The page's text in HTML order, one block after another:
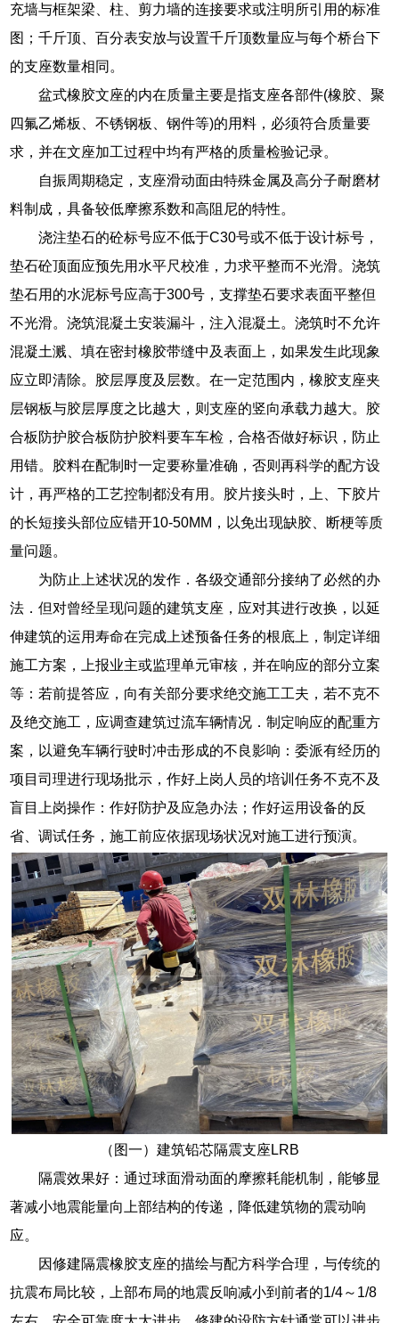
充墙与框架梁、柱、剪力墙的连接要求或注明所引用的标准
图；千斤顶、百分表安放与设置千斤顶数量应与每个桥台下
的支座数量相同。
盆式橡胶文座的内在质量主要是指支座各部件(橡胶、聚
四氟乙烯板、不锈钢板、钢件等)的用料，必须符合质量要
求，并在文座加工过程中均有严格的质量检验记录。
自振周期稳定，支座滑动面由特殊金属及高分子耐磨材
料制成，具备较低摩擦系数和高阻尼的特性。
浇注垫石的砼标号应不低于C30号或不低于设计标号，
垫石砼顶面应预先用水平尺校准，力求平整而不光滑。浇筑
垫石用的水泥标号应高于300号，支撑垫石要求表面平整但
不光滑。浇筑混凝土安装漏斗，注入混凝土。浇筑时不允许
混凝土溅、填在密封橡胶带缝中及表面上，如果发生此现象
应立即清除。胶层厚度及层数。在一定范围内，橡胶支座夹
层钢板与胶层厚度之比越大，则支座的竖向承载力越大。胶
合板防护胶合板防护胶料要车车检，合格否做好标识，防止
用错。胶料在配制时一定要称量准确，否则再科学的配方设
计，再严格的工艺控制都没有用。胶片接头时，上、下胶片
的长短接头部位应错开10-50MM，以免出现缺胶、断梗等质
量问题。
为防止上述状况的发作．各级交通部分接纳了必然的办
法．但对曾经呈现问题的建筑支座，应对其进行改换，以延
伸建筑的运用寿命在完成上述预备任务的根底上，制定详细
施工方案，上报业主或监理单元审核，并在响应的部分立案
等：若前提答应，向有关部分要求绝交施工工夫，若不克不
及绝交施工，应调查建筑过流车辆情况．制定响应的配重方
案，以避免车辆行驶时冲击形成的不良影响：委派有经历的
项目司理进行现场批示，作好上岗人员的培训任务不克不及
盲目上岗操作：作好防护及应急办法；作好运用设备的反
省、调试任务，施工前应依据现场状况对施工进行预演。
（图一）建筑铅芯隔震支座LRB
隔震效果好：通过球面滑动面的摩擦耗能机制，能够显
著减小地震能量向上部结构的传递，降低建筑物的震动响
应。
因修建隔震橡胶支座的描绘与配方科学合理，与传统的
抗震布局比较，上部布局的地震反响减小到前者的1/4～1/8